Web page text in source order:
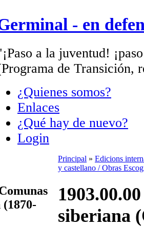
- en
a la juventud!
de Transición,
¿Quienes somos?
Enlaces
¿Qué hay de nuevo?
Login
Principal » Edicions
y castellano / Obras
siberiana